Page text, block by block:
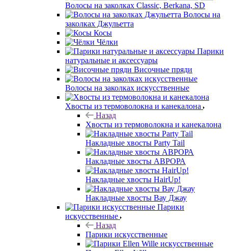
Волосы на заколках Classic, Berkana, SD
Волосы на
заколках Джульетта
Косы
Чёлки
Парики
натуральные и аксессуары
Височные пряди
Волосы на заколках искусственные
Хвосты из термоволокна и канекалона
Назад
Хвосты из термоволокна и канекалона
Накладные хвосты Party Tail
Накладные хвосты АВРОРА
Накладные хвосты HairUp!
Накладные хвосты Вау Джау
Парики
искусственные
Назад
Парики искусственные